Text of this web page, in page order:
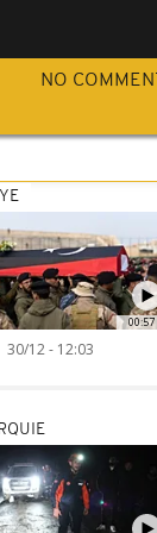
NO COMMENT
00:57
30/12 - 12:03